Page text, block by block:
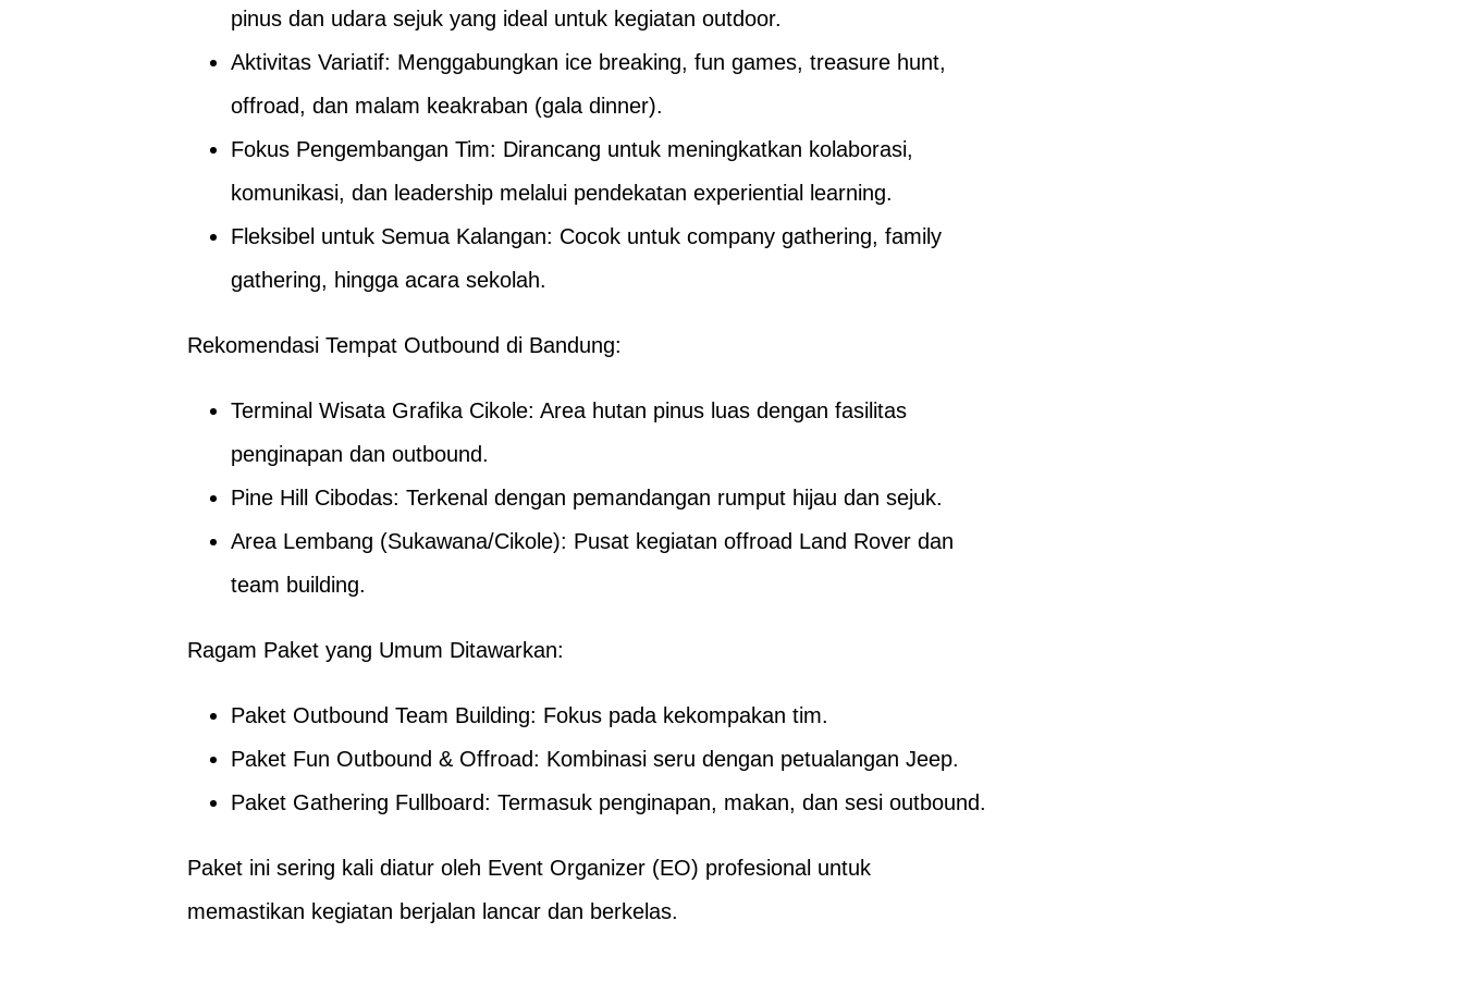
pinus dan udara sejuk yang ideal untuk kegiatan outdoor.
Aktivitas Variatif: Menggabungkan ice breaking, fun games, treasure hunt,
offroad, dan malam keakraban (gala dinner).
Fokus Pengembangan Tim: Dirancang untuk meningkatkan kolaborasi,
komunikasi, dan leadership melalui pendekatan experiential learning.
Fleksibel untuk Semua Kalangan: Cocok untuk company gathering, family
gathering, hingga acara sekolah.
Rekomendasi Tempat Outbound di Bandung:
Terminal Wisata Grafika Cikole: Area hutan pinus luas dengan fasilitas
penginapan dan outbound.
Pine Hill Cibodas: Terkenal dengan pemandangan rumput hijau dan sejuk.
Area Lembang (Sukawana/Cikole): Pusat kegiatan offroad Land Rover dan
team building.
Ragam Paket yang Umum Ditawarkan:
Paket Outbound Team Building: Fokus pada kekompakan tim.
Paket Fun Outbound & Offroad: Kombinasi seru dengan petualangan Jeep.
Paket Gathering Fullboard: Termasuk penginapan, makan, dan sesi outbound.
Paket ini sering kali diatur oleh Event Organizer (EO) profesional untuk
memastikan kegiatan berjalan lancar dan berkelas.